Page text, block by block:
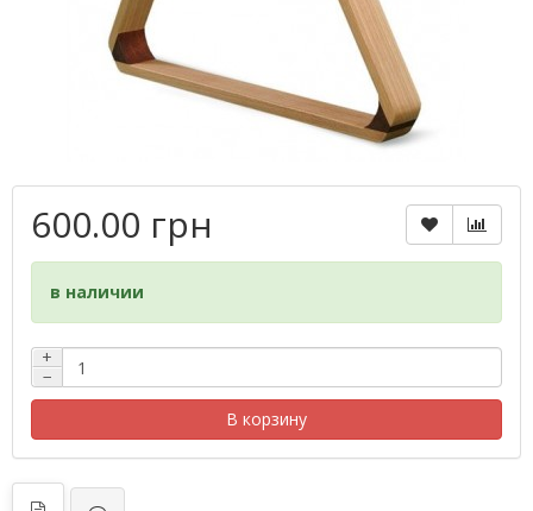
600.00 грн
в наличии
+
−
В корзину